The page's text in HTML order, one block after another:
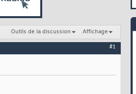
Outils de la discussion Affichage
#1